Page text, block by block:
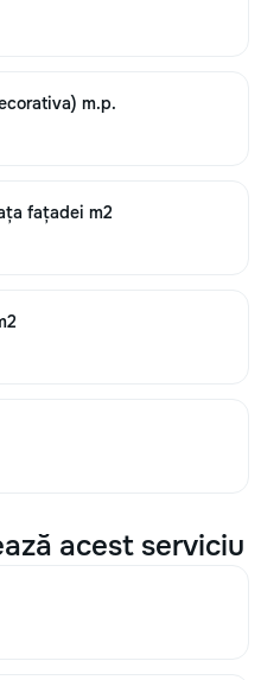
m.p.
fațadei m2
acest serviciu